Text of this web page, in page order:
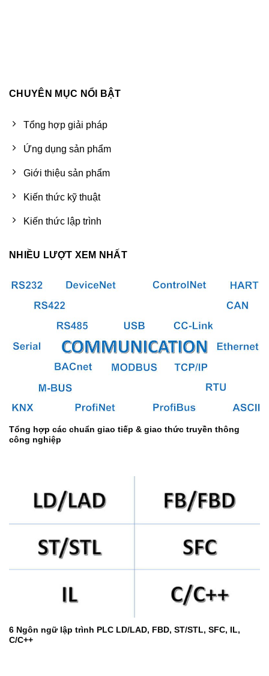
CHUYÊN MỤC NỔI BẬT
Tổng hợp giải pháp
Ứng dụng sản phẩm
Giới thiệu sản phẩm
Kiến thức kỹ thuật
Kiến thức lập trình
NHIỀU LƯỢT XEM NHẤT
Tổng hợp các chuẩn giao tiếp & giao thức truyền thông
công nghiệp
6 Ngôn ngữ lập trình PLC LD/LAD, FBD, ST/STL, SFC, IL,
C/C++